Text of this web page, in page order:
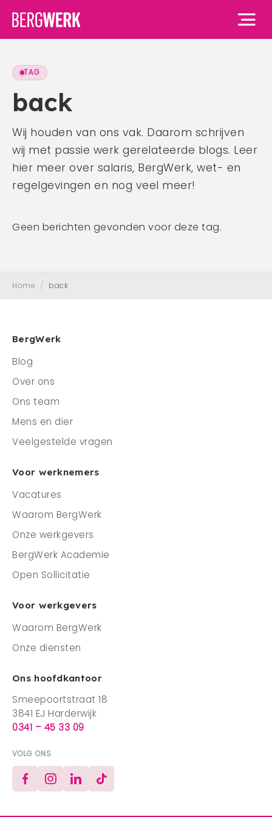
Home
Voor werknemers
Voor werknemers
BergWerk Academie
Voor werkgevers
Waarom BergWerk
Over ons
Mens en dier
CONTACT
0341 - 45 33 09
info@bergwerk.nu
TAG
back
Wij houden van ons vak. Daarom schrijven
wij met passie werk gerelateerde blogs. Leer
hier meer over salaris, BergWerk, wet- en
regelgevingen en nog veel meer!
Geen berichten gevonden voor deze tag.
Home / back
BergWerk
Blog
Over ons
Ons team
Mens en dier
Veelgestelde vragen
Voor werknemers
Vacatures
Waarom BergWerk
Onze werkgevers
BergWerk Academie
Open Sollicitatie
Voor werkgevers
Waarom BergWerk
Onze diensten
Ons hoofdkantoor
Smeepoortstraat 18
3841 EJ Harderwijk
0341 – 45 33 09
VOLG ONS
FacebookInstagram
LinkedInTikTok